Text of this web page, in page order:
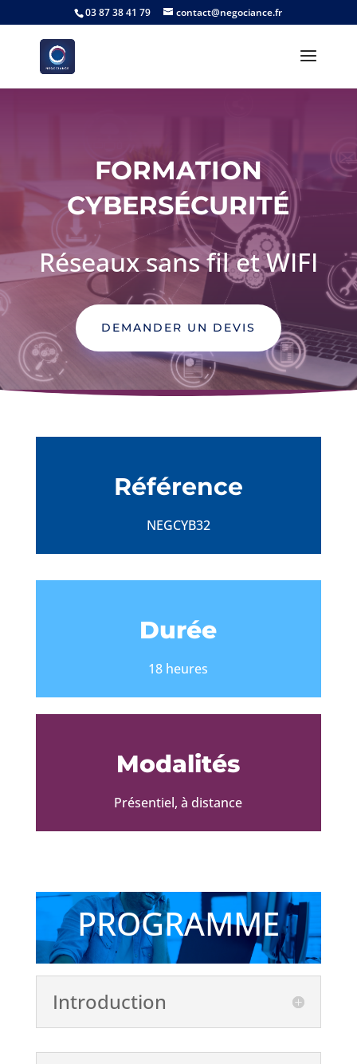
03 87 38 41 79 contact@negociance.fr
FORMATION
CYBERSÉCURITÉ
Réseaux sans fil et WIFI
DEMANDER UN DEVIS
Référence
NEGCYB32
Durée
18 heures
Modalités
Présentiel, à distance
PROGRAMME
Introduction